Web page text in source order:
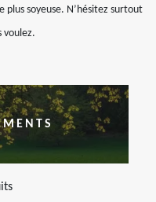
plus soyeuse. N’hésitez surtout
voulez.